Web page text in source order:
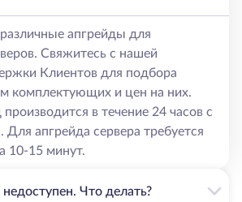
апгрейды для
Свяжитесь с нашей
Клиентов для подбора
комплектующих и цен на них.
в течение 24 часов с
апгрейда сервера требуется
10-15 минут.
Что делать?